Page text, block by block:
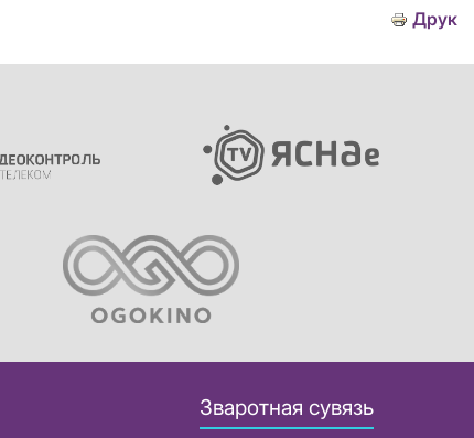
Друк
Зваротная сувязь